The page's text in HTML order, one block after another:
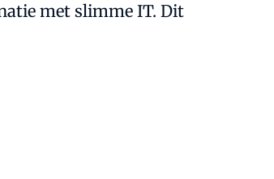
met slimme IT. Dit